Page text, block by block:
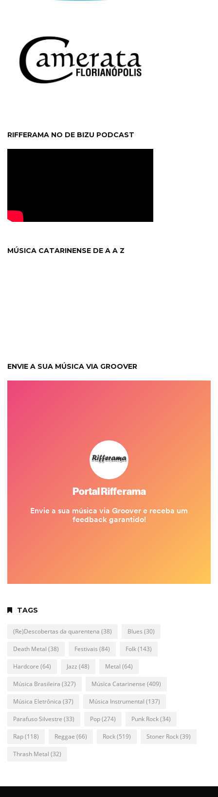
RIFFERAMA NO DE BIZU PODCAST
MÚSICA CATARINENSE DE A A Z
ENVIE A SUA MÚSICA VIA GROOVER
TAGS
(Re)Descobertas da quarentena (38) Blues (30)
Death Metal (38) Festivais (84) Folk(143)
Hardcore (64) Jazz (48) Metal (64)
Música Brasileira (327) Música Catarinense (409)
Música Eletrônica (37) Música Instrumental (137)
Parafuso Silvestre (33) Pop(274) Punk Rock(34)
Rap(118) Reggae (66) Rock(519) Stoner Rock(39)
Thrash Metal (32)